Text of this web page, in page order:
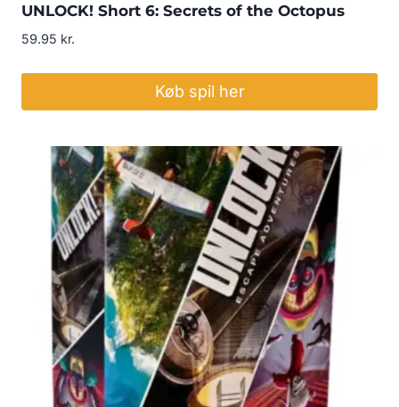
UNLOCK! Short 6: Secrets of the Octopus
59.95 kr.
Køb spil her